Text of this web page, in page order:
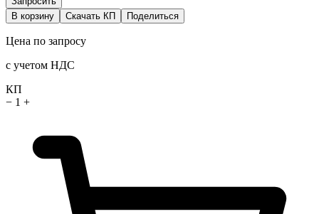
В корзину
Скачать КП Поделиться
Цена по запросу
с учетом НДС
КП
− 1 +